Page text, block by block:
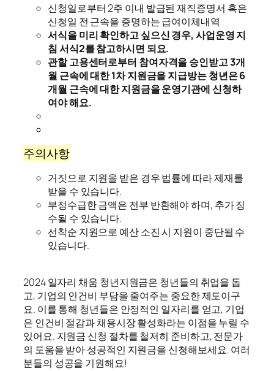
신청일로부터 2주 이내 발급된 재직증명서 혹은
신청일 전 근속을 증명하는 급여이체내역
서식을 미리 확인하고 싶으신 경우, 사업운영 지
침 서식2를 참고하시면 되요.
관할 고용센터로부터 참여자격을 승인받고 3개
월 근속에 대한 1차 지원금을 지급방는 청년은 6
개월 근속에 대한 지원금을 운영기관에 신청하
여야 해요.
주의사항
거짓으로 지원을 받은 경우 법률에 따라 제재를
받을 수 있습니다.
부정수급한 금액은 전부 반환해야 하며, 추가 징
수될 수 있습니다.
선착순 지원으로 예산 소진 시 지원이 중단될 수
있습니다.
2024 일자리 채움 청년지원금은 청년들의 취업을 돕
고, 기업의 인건비 부담을 줄여주는 중요한 제도이구
요. 이를 통해 청년들은 안정적인 일자리를 얻고, 기업
은 인건비 절감과 채용시장 활성화라는 이점을 누릴 수
있어요. 지원금 신청 절차를 철저히 준비하고, 전문가
의 도움을 받아 성공적인 지원금을 신청해보세요. 여러
분들의 성공을 기원해요!